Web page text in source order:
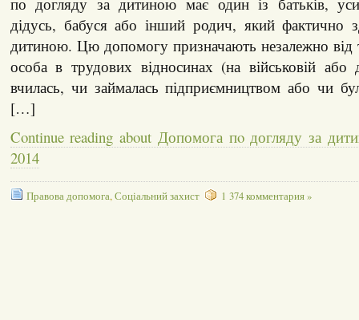
дідусь, бабуся або інший родич, який фактично
дитиною. Цю допомогу призначають незалежно від
особа в трудових відносинах (на військовій або
вчилась, чи займалась підприємництвом або чи
[…]
Continue reading about Допомога пo догляду за
2014
Правова допомога,Соціальний захист 1 374 комментария »